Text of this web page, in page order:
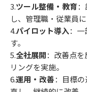
3.ツール整備・教育
し、管理職・従業員
4.パイロット導入：
す。
5.全社展開：改善点
リングを実施。
6.運用・改善：目標